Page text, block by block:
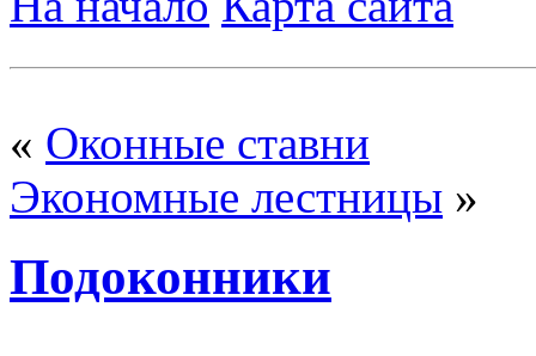
« Оконные ставни
Экономные лестницы »
Подоконники